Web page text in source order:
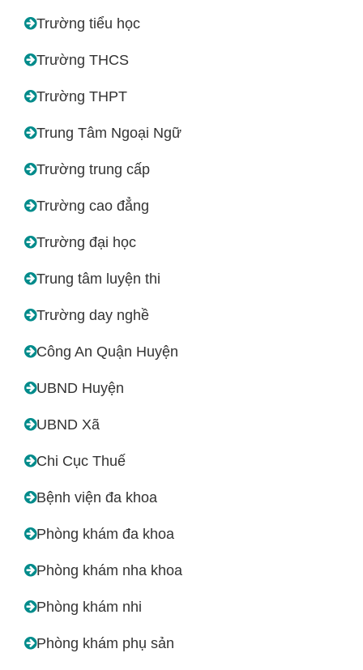
Trường tiểu học
Trường THCS
Trường THPT
Trung Tâm Ngoại Ngữ
Trường trung cấp
Trường cao đẳng
Trường đại học
Trung tâm luyện thi
Trường day nghề
Công An Quận Huyện
UBND Huyện
UBND Xã
Chi Cục Thuế
Bệnh viện đa khoa
Phòng khám đa khoa
Phòng khám nha khoa
Phòng khám nhi
Phòng khám phụ sản